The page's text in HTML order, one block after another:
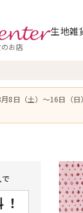
お店
生地雑
8日（土）〜16日（日